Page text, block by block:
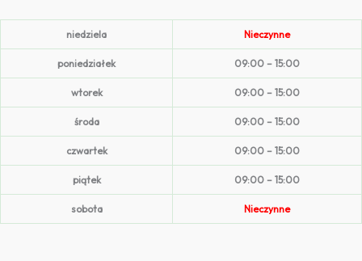
niedziela Nieczynne
poniedziałek 09:00 – 15:00
wtorek 09:00 – 15:00
środa 09:00 – 15:00
czwartek 09:00 – 15:00
piątek 09:00 – 15:00
sobota Nieczynne